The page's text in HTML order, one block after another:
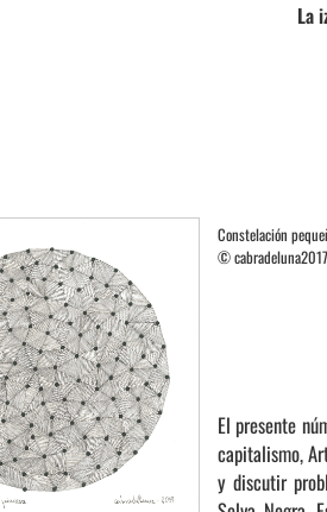
La
Constelación
© cabradeluna2017
El presente
capitalismo,
y discutir